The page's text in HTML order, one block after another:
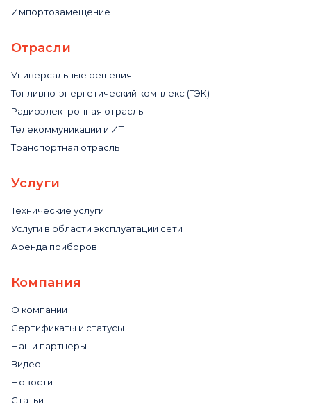
Импортозамещение
Отрасли
Универсальные решения
Топливно-энергетический комплекс (ТЭК)
Радиоэлектронная отрасль
Телекоммуникации и ИТ
Транспортная отрасль
Услуги
Технические услуги
Услуги в области эксплуатации сети
Аренда приборов
Компания
О компании
Сертификаты и статусы
Наши партнеры
Видео
Новости
Статьи